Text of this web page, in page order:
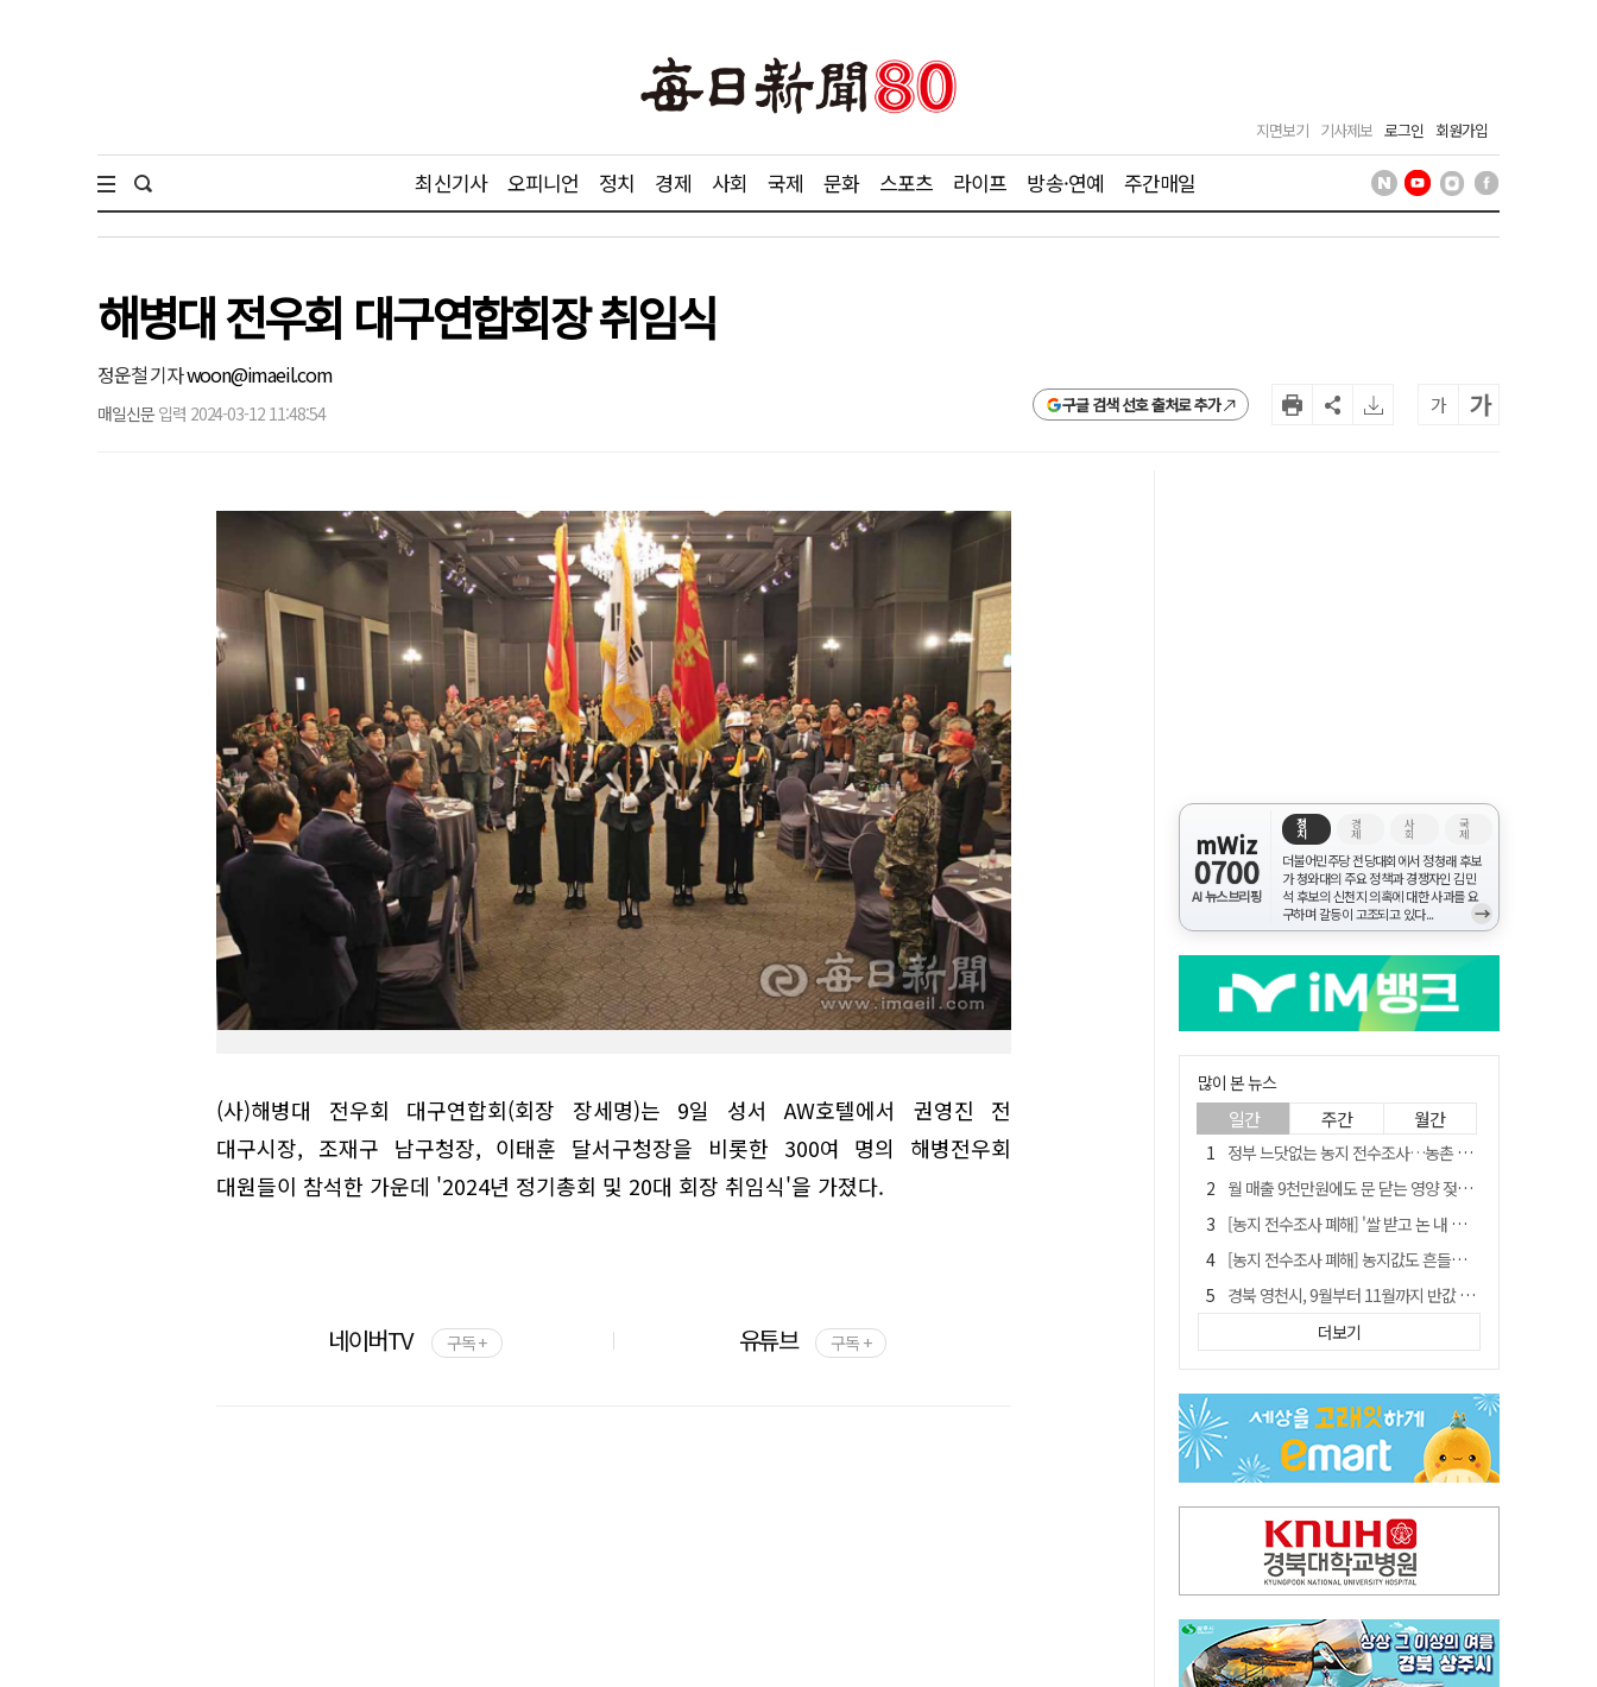
지면보기 기사제보 로그인 회원가입
최신기사 오피니언 정치 경제 사회 국제 문화 스포츠 라이프 방송·연예 주간매일
해병대 전우회 대구연합회장 취임식
정운철 기자woon@imaeil.com
매일신문 입력 2024-03-12 11:48:54 구글 검색 선호 출처로 추가 가 가
(사)해병대 전우회 대구연합회(회장 장세명)는 9일 성서 AW호텔에서 권영진 전
대구시장, 조재구 남구청장, 이태훈 달서구청장을 비롯한 300여 명의 해병전우회
대원들이 참석한 가운데 '2024년 정기총회 및 20대 회장 취임식'을 가졌다.
네이버TV 구독 + 유튜브 구독 +
mWiz
0700
AI 뉴스브리핑
정
치
경
제
사
회
국
제
더불어민주당 전당대회에서 정청래 후보
가 청와대의 주요 정책과 경쟁자인 김민
석 후보의 신천지 의혹에 대한 사과를 요
구하며 갈등이 고조되고 있다...
→
많이 본 뉴스
일간 주간 월간
정부 느닷없는 농지 전수조사…농촌 들쑤시는 '경자유전'의 칼날
월 매출 9천만원에도 문 닫는 영양 젖소농장… "일할 사람이 없어"
[농지 전수조사 폐해] '쌀 받고 논 내 준' 도지농 이제 어쩌나?
[농지 전수조사 폐해] 농지값도 흔들리나…"도지 막히면 헐값 매물 나올 수도"
경북 영천시, 9월부터 11월까지 반값 여행 혜택 제공
'솔리다임 IPO 추진설' SK하이닉스, 주가 9% 급락
[농지 전수조사 폐해] 실경작농·청년농 부담도 커진다
아쉬운 태클
김주수 전 의성군수 공덕비 결국 철거… 문화재법 위반 원상복구
더보기